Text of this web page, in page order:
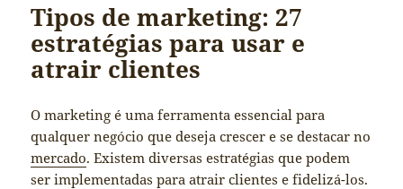
Tipos de marketing: 27
estratégias para usar e
atrair clientes
O marketing é uma ferramenta essencial para
qualquer negócio que deseja crescer e se destacar no
mercado. Existem diversas estratégias que podem
ser implementadas para atrair clientes e fidelizá-los.